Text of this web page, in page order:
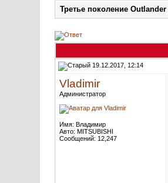
Третье поколение Outlander
19.12.2017, 12:14
Vladimir
Администратор
Имя: Владимир
Авто: MITSUBISHI
Сообщений: 12,247